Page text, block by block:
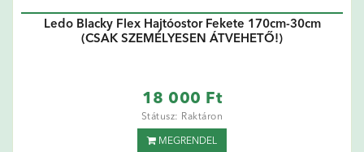
Ledo Blacky Flex Hajtóostor Fekete 170cm-30cm
(CSAK SZEMÉLYESEN ÁTVEHETŐ!)
18 000 Ft
Státusz: Raktáron
MEGRENDEL